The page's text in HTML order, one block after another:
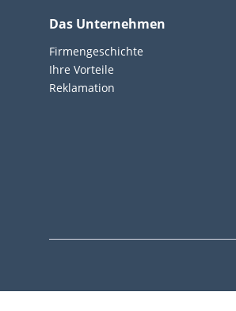
Das Unternehmen
Firmengeschichte
Ihre Vorteile
Reklamation